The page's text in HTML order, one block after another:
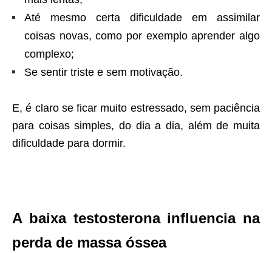
Até mesmo certa dificuldade em assimilar
coisas novas, como por exemplo aprender algo
complexo;
Se sentir triste e sem motivação.
E, é claro se ficar muito estressado, sem paciência
para coisas simples, do dia a dia, além de muita
dificuldade para dormir.
A baixa testosterona influencia na
perda de massa óssea